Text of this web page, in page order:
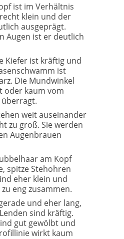
ist im Verhältnis
klein und der
ausgeprägt.
Augen ist er deutlich
Kiefer ist kräftig und
ist
Die Mundwinkel
oder kaum vom
weit auseinander
zu groß. Sie werden
Augenbrauen
am Kopf
spitze Stehohren
eher klein und
eng zusammen.
und eher lang,
sind kräftig.
gut gewölbt und
wirkt kaum